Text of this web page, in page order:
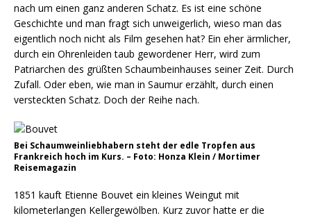
nach um einen ganz anderen Schatz. Es ist eine schöne
Geschichte und man fragt sich unweigerlich, wieso man das
eigentlich noch nicht als Film gesehen hat? Ein eher ärmlicher,
durch ein Ohrenleiden taub gewordener Herr, wird zum
Patriarchen des grüßten Schaumbeinhauses seiner Zeit. Durch
Zufall. Oder eben, wie man in Saumur erzählt, durch einen
versteckten Schatz. Doch der Reihe nach.
Bei Schaumweinliebhabern steht der edle Tropfen aus
Frankreich hoch im Kurs. – Foto: Honza Klein / Mortimer
Reisemagazin
1851 kauft Etienne Bouvet ein kleines Weingut mit
kilometerlangen Kellergewölben. Kurz zuvor hatte er die